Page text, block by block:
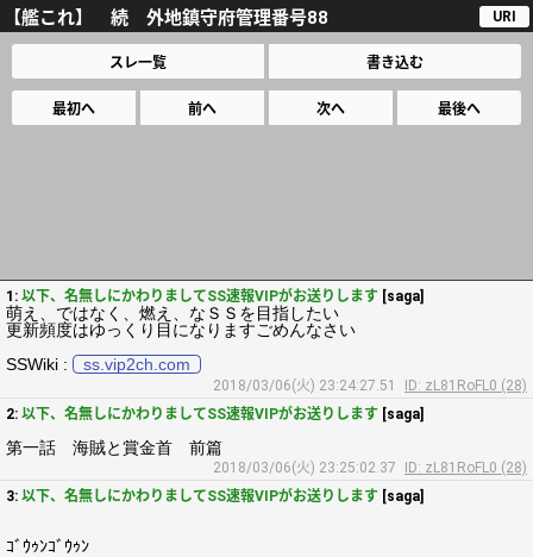
【艦これ】 続 外地鎮守府管理番号88 URI
スレ一覧 書き込む
最初へ 前へ 次へ 最後へ
1: 以下、名無しにかわりましてSS速報VIPがお送りします [saga]
萌え、ではなく、燃え、なＳＳを目指したい
更新頻度はゆっくり目になりますごめんなさい
SSWiki :
ss.vip2ch.com
2018/03/06(火) 23:24:27.51
ID: zL81RoFL0 (28)
2: 以下、名無しにかわりましてSS速報VIPがお送りします [saga]
第一話 海賊と賞金首 前篇
2018/03/06(火) 23:25:02.37
ID: zL81RoFL0 (28)
3: 以下、名無しにかわりましてSS速報VIPがお送りします [saga]
ｺﾞｳｩﾝｺﾞｳｩﾝ